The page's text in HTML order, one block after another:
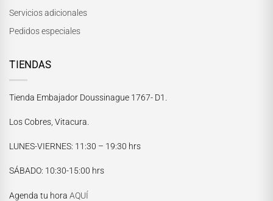
Servicios adicionales
Pedidos especiales
TIENDAS
Tienda Embajador Doussinague 1767- D1.
Los Cobres, Vitacura.
LUNES-VIERNES: 11:30 – 19:30 hrs
SÁBADO: 10:30-15:00 hrs
Agenda tu hora AQUÍ
María Paskaró